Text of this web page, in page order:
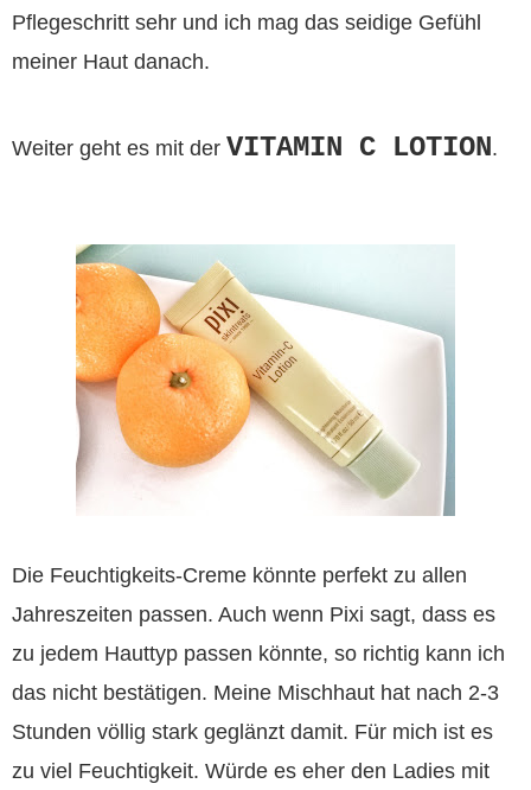
Pflegeschritt sehr und ich mag das seidige Gefühl
meiner Haut danach.
Weiter geht es mit der VITAMIN C LOTION.
Die Feuchtigkeits-Creme könnte perfekt zu allen
Jahreszeiten passen. Auch wenn Pixi sagt, dass es
zu jedem Hauttyp passen könnte, so richtig kann ich
das nicht bestätigen. Meine Mischhaut hat nach 2-3
Stunden völlig stark geglänzt damit. Für mich ist es
zu viel Feuchtigkeit. Würde es eher den Ladies mit